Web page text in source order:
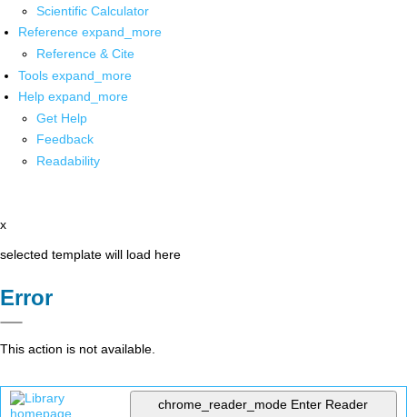
Scientific Calculator
Reference expand_more
Reference & Cite
Tools expand_more
Help expand_more
Get Help
Feedback
Readability
x
selected template will load here
Error
This action is not available.
chrome_reader_mode Enter Reader